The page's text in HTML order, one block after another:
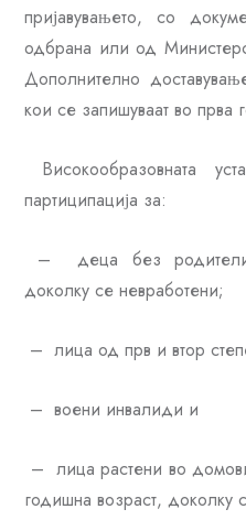
пријавувањето, со
одбрана или од
Дополнително
кои се запишуваат во
Високообразовната
партиципација за:
– деца без родители
доколку се невработени;
– лица од прв и втор
– воени инвалиди и
– лица растени во
годишна возраст, доколку